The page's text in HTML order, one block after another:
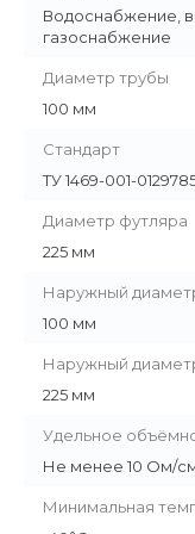
Водоснабжение,
газоснабжение
Диаметр трубы
100 мм
Стандарт
ТУ 1469-001-
Диаметр футляра
225 мм
Наружный
100 мм
Наружный
225 мм
Удельное
Не менее 10 Ом/
Минимальная